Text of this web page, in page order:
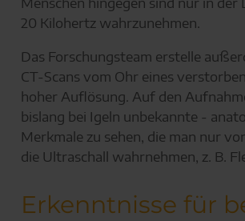
20 Kilohertz wahrzunehmen.
Das Forschungsteam erstelle
CT-Scans vom Ohr eines
hoher Auflösung. Auf den
bislang bei Igeln unbekannte -
Merkmale zu sehen, die man nur
die Ultraschall wahrnehmen, z. B.
Erkenntnisse für